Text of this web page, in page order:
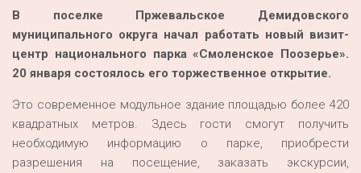
Перепись — 2020
В поселке Пржевальское Демидовского
муниципального округа начал работать новый визит-
центр национального парка «Смоленское Поозерье».
20 января состоялось его торжественное открытие.
Это современное модульное здание площадью более 420
квадратных метров. Здесь гости смогут получить
необходимую информацию о парке, приобрести
разрешения на посещение, заказать экскурсии,